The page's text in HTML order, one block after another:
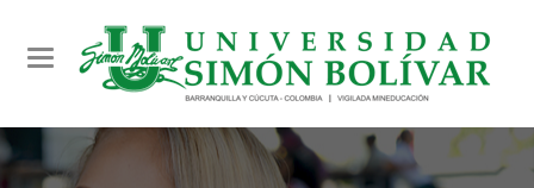
Toggle navigation